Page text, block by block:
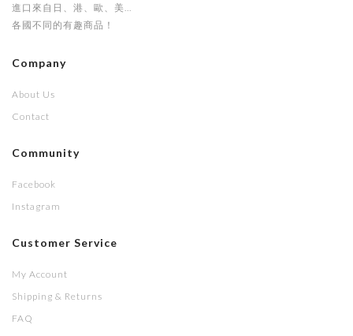
進口來自日、港、歐、美...
各國不同的有趣商品！
Company
About Us
Contact
Community
Facebook
Instagram
Customer Service
My Account
Shipping & Returns
FAQ